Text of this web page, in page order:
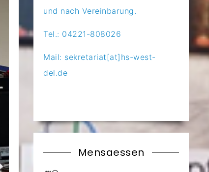
und nach Vereinbarung.
Tel.: 04221-808026
Mail: sekretariat[at]hs-west-
del.de
Mensaessen